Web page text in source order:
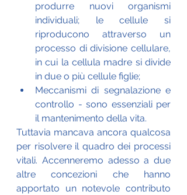
produrre nuovi organismi
individuali; le cellule si
riproducono attraverso un
processo di divisione cellulare,
in cui la cellula madre si divide
in due o più cellule figlie;
Meccanismi di segnalazione e
controllo - sono essenziali per
il mantenimento della vita.
Tuttavia mancava ancora qualcosa
per risolvere il quadro dei processi
vitali. Accenneremo adesso a due
altre concezioni che hanno
apportato un notevole contributo